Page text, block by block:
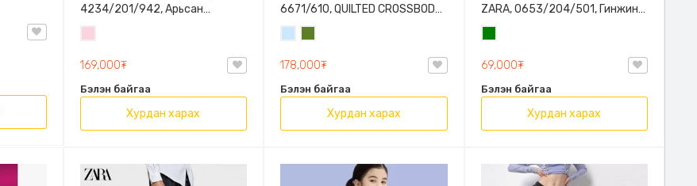
4234/201/942, Арьсан
материалтай, LIMITED EDITION
OVAL LEATHER HANDBAG TRF
169,000₮
Бэлэн байгаа
Хурдан харах
6671/610, QUILTED CROSSBODY
BAG WITH HANDLE
178,000₮
Бэлэн байгаа
Хурдан харах
ZARA, 0653/204/501, Гинжин
оосортой, Дотроо тольтой
69,000₮
Бэлэн байгаа
Хурдан харах